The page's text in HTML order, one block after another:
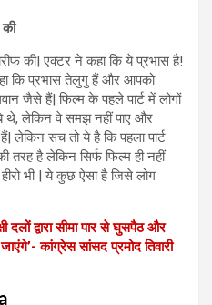
की
की| एक्टर ने कहा कि ये प्रभास है!
कि प्रभास तेलुगु हैं और आपको
जैसे हैं| फिल्म के पहले पार्ट में लोगों
थे, लेकिन वे समझ नहीं पाए और
लेकिन सच तो ये है कि पहला पार्ट
है लेकिन सिर्फ फिल्म ही नहीं
भी | ये कुछ ऐसा है जिसे लोग
दलों द्वारा सीमा पार से घुसपैठ और
कांग्रेस सांसद प्रमोद तिवारी